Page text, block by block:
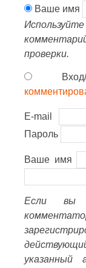
Ваше имя
проверки.
Вход/
E-mail
Пароль
Ваше имя
Если вы
указанный